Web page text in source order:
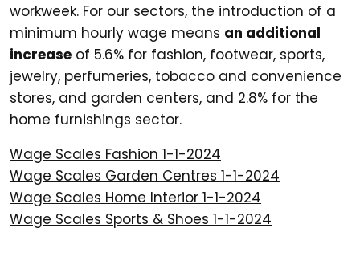
workweek. For our sectors, the introduction of a
minimum hourly wage means an additional
increase of 5.6% for fashion, footwear, sports,
jewelry, perfumeries, tobacco and convenience
stores, and garden centers, and 2.8% for the
home furnishings sector.
Wage Scales Fashion 1-1-2024
Wage Scales Garden Centres 1-1-2024
Wage Scales Home Interior 1-1-2024
Wage Scales Sports & Shoes 1-1-2024